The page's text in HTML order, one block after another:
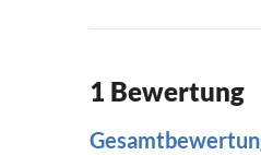
1 Bewertung